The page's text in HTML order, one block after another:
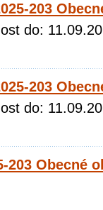
203
do:
203
do:
203 Obecné